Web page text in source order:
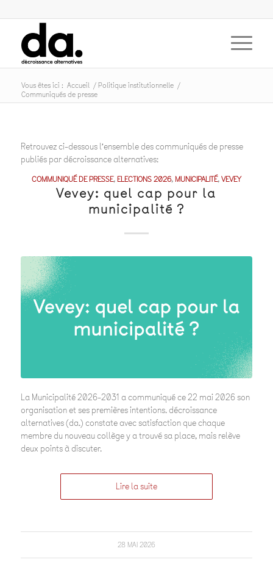
Vous êtes ici : Accueil / Politique institutionnelle /
Communiqués de presse
Retrouvez ci-dessous l’ensemble des communiqués de presse
publiés par décroissance alternatives:
COMMUNIQUÉ DE PRESSE,ELECTIONS 2026, MUNICIPALITÉ,VEVEY
Vevey: quel cap pour la
municipalité ?
La Municipalité 2026-2031 a communiqué ce 22 mai 2026 son
organisation et ses premières intentions. décroissance
alternatives (da.) constate avec satisfaction que chaque
membre du nouveau collège y a trouvé sa place, mais relève
deux points à discuter.
Lire la suite
28 MAI 2026